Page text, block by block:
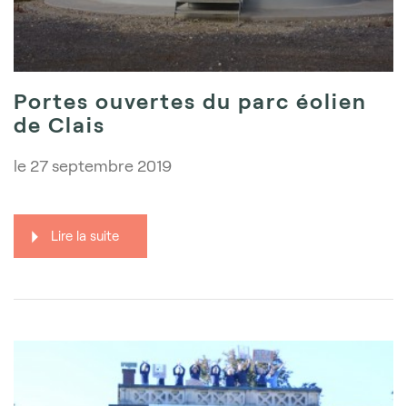
Portes ouvertes du parc éolien
de Clais
le 27 septembre 2019
Lire la suite